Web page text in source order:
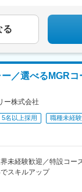
線)、新大宮駅、南区役
新木屋瀬駅、スタジアム
る
／選べるMGR
ー株式会社
5名以上採用
職種未経
界未経験歓迎／特設コー
スキルアップ